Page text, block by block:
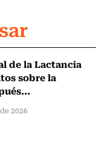
de la Lactancia
sobre la
2026